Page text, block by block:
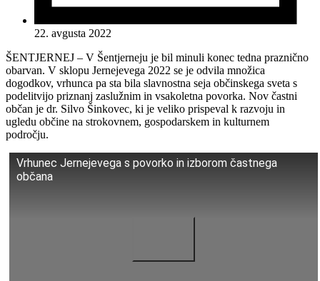
22. avgusta 2022
ŠENTJERNEJ – V Šentjerneju je bil minuli konec tedna praznično
obarvan. V sklopu Jernejevega 2022 se je odvila množica
dogodkov, vrhunca pa sta bila slavnostna seja občinskega sveta s
podelitvijo priznanj zaslužnim in vsakoletna povorka. Nov častni
občan je dr. Silvo Šinkovec, ki je veliko prispeval k razvoju in
ugledu občine na strokovnem, gospodarskem in kulturnem
področju.
Vrhunec Jernejevega s povorko in izborom častnega
občana